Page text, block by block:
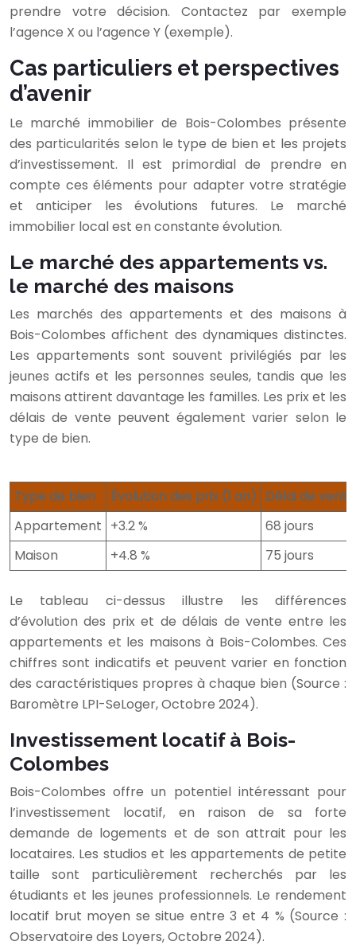
prendre votre décision. Contactez par exemple
l’agence X ou l’agence Y (exemple).
Cas particuliers et perspectives
d’avenir
Le marché immobilier de Bois-Colombes présente
des particularités selon le type de bien et les projets
d’investissement. Il est primordial de prendre en
compte ces éléments pour adapter votre stratégie
et anticiper les évolutions futures. Le marché
immobilier local est en constante évolution.
Le marché des appartements vs.
le marché des maisons
Les marchés des appartements et des maisons à
Bois-Colombes affichent des dynamiques distinctes.
Les appartements sont souvent privilégiés par les
jeunes actifs et les personnes seules, tandis que les
maisons attirent davantage les familles. Les prix et les
délais de vente peuvent également varier selon le
type de bien.
Type de bien Évolution des prix (1 an) Délai de
Appartement +3.2 %
68 jours
Maison
+4.8 % 75 jours
Le tableau ci-dessus illustre les différences
d’évolution des prix et de délais de vente entre les
appartements et les maisons à Bois-Colombes. Ces
chiffres sont indicatifs et peuvent varier en fonction
des caractéristiques propres à chaque bien (Source :
Baromètre LPI-SeLoger, Octobre 2024).
Investissement locatif à Bois-
Colombes
Bois-Colombes offre un potentiel intéressant pour
l’investissement locatif, en raison de sa forte
demande de logements et de son attrait pour les
locataires. Les studios et les appartements de petite
taille sont particulièrement recherchés par les
étudiants et les jeunes professionnels. Le rendement
locatif brut moyen se situe entre 3 et 4 % (Source :
Observatoire des Loyers, Octobre 2024).